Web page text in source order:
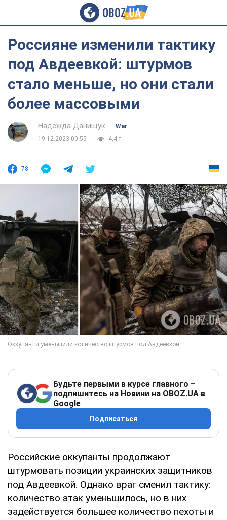
Россияне изменили тактику
под Авдеевкой: штурмов
стало меньше, но они стали
более массовыми
Надежда Данищук
War
19.12.2023 00:55
4,4 т.
78
Будьте первыми в курсе главного –
подпишитесь на Новини на OBOZ.UA в
Google
Подписаться
Российские оккупанты продолжают
штурмовать позиции украинских защитников
под Авдеевкой. Однако враг сменил тактику:
количество атак уменьшилось, но в них
задействуется большее количество пехоты и